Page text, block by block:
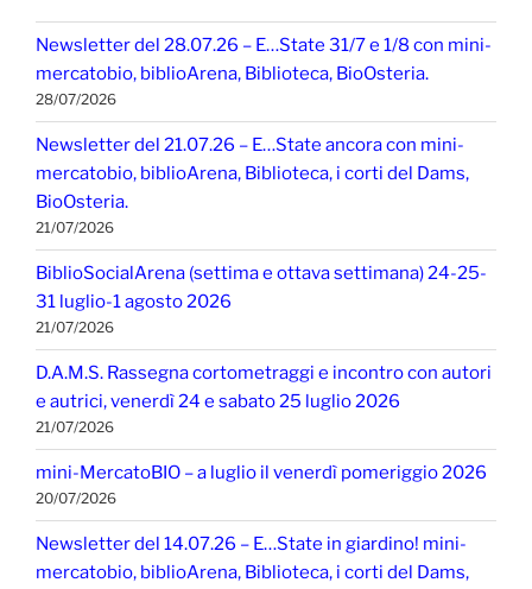
Newsletter del 28.07.26 – E…State 31/7 e 1/8 con mini-
mercatobio, biblioArena, Biblioteca, BioOsteria.
28/07/2026
Newsletter del 21.07.26 – E…State ancora con mini-
mercatobio, biblioArena, Biblioteca, i corti del Dams,
BioOsteria.
21/07/2026
BiblioSocialArena (settima e ottava settimana) 24-25-
31 luglio-1 agosto 2026
21/07/2026
D.A.M.S. Rassegna cortometraggi e incontro con autori
e autrici, venerdì 24 e sabato 25 luglio 2026
21/07/2026
mini-MercatoBIO – a luglio il venerdì pomeriggio 2026
20/07/2026
Newsletter del 14.07.26 – E…State in giardino! mini-
mercatobio, biblioArena, Biblioteca, i corti del Dams,